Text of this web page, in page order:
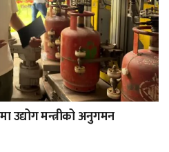
उद्योग मन्त्रीको अनुगमन